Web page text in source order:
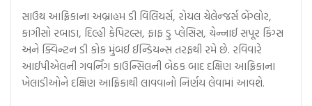
સાઉથ આફ્રિકાના અબ્રાહમ ડી વિલિયર્સ, રોયલ ચેલેન્જર્સ બેંગ્લોર,
કાગીસો રબાડા, દિલ્હી કેપિટલ્સ, ફાફ ડુ પ્લેસિસ, ચેન્નાઈ સપૂર કિંગ્સ
અને ક્વિન્ટન ડી કોક મુંબઈ ઈન્ડિયન્સ તરફથી રમે છે. રવિવારે
આઈપીએલની ગવર્નિંગ કાઉન્સિલની બેઠક બાદ દક્ષિણ આફ્રિકાના
ખેલાડીઓને દક્ષિણ આફ્રિકાથી લાવવાનો નિર્ણય લેવામાં આવશે.